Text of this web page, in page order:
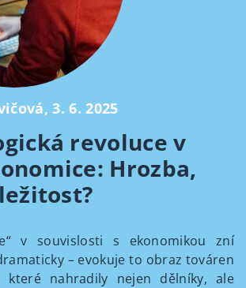
3. 6. 2025
revoluce v
Hrozba,
v souvislosti s ekonomikou zní
– evokuje to obraz továren
které nahradily nejen dělníky, ale